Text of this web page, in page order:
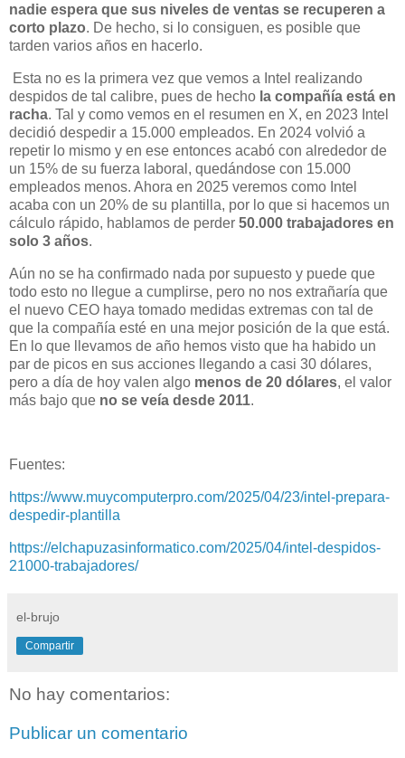
nadie espera que sus niveles de ventas se recuperen a
corto plazo. De hecho, si lo consiguen, es posible que
tarden varios años en hacerlo.
Esta no es la primera vez que vemos a Intel realizando
despidos de tal calibre, pues de hecho la compañía está en
racha. Tal y como vemos en el resumen en X, en 2023 Intel
decidió despedir a 15.000 empleados. En 2024 volvió a
repetir lo mismo y en ese entonces acabó con alrededor de
un 15% de su fuerza laboral, quedándose con 15.000
empleados menos. Ahora en 2025 veremos como Intel
acaba con un 20% de su plantilla, por lo que si hacemos un
cálculo rápido, hablamos de perder 50.000 trabajadores en
solo 3 años.
Aún no se ha confirmado nada por supuesto y puede que
todo esto no llegue a cumplirse, pero no nos extrañaría que
el nuevo CEO haya tomado medidas extremas con tal de
que la compañía esté en una mejor posición de la que está.
En lo que llevamos de año hemos visto que ha habido un
par de picos en sus acciones llegando a casi 30 dólares,
pero a día de hoy valen algo menos de 20 dólares, el valor
más bajo que no se veía desde 2011.
Fuentes:
https://www.muycomputerpro.com/2025/04/23/intel-prepara-
despedir-plantilla
https://elchapuzasinformatico.com/2025/04/intel-despidos-
21000-trabajadores/
el-brujo
Compartir
No hay comentarios:
Publicar un comentario